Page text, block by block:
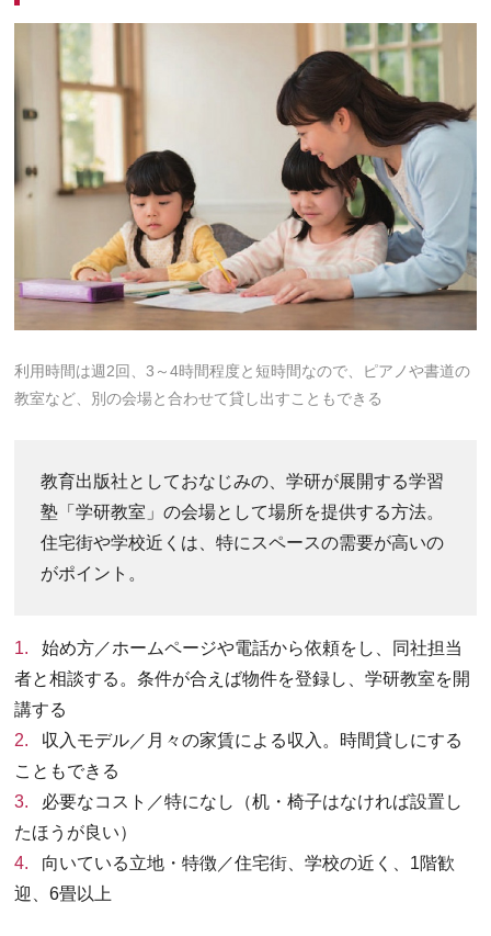
利用時間は週2回、3～4時間程度と短時間なので、ピアノや書道の
教室など、別の会場と合わせて貸し出すこともできる
教育出版社としておなじみの、学研が展開する学習
塾「学研教室」の会場として場所を提供する方法。
住宅街や学校近くは、特にスペースの需要が高いの
がポイント。
始め方／ホームページや電話から依頼をし、同社担当
者と相談する。条件が合えば物件を登録し、学研教室を開
講する
収入モデル／月々の家賃による収入。時間貸しにする
こともできる
必要なコスト／特になし（机・椅子はなければ設置し
たほうが良い）
向いている立地・特徴／住宅街、学校の近く、1階歓
迎、6畳以上